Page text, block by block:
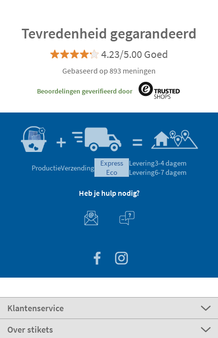
Tevredenheid gegarandeerd
4.23/5.00 Goed
Gebaseerd op 893 meningen
Beoordelingen geverifieerd door
ProductieVerzending
express
eco
Levering3-4 dagem
Levering6-7 dagem
Heb je hulp nodig?
Klantenservice
Over stikets